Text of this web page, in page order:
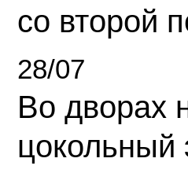
со второй
28/07
Во дворах
цокольный